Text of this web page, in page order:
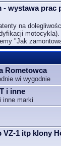
- wystawa prac
na
"Jak
Rometowca
wi wygodnie
i inne
inne marki
VZ-1 itp klony